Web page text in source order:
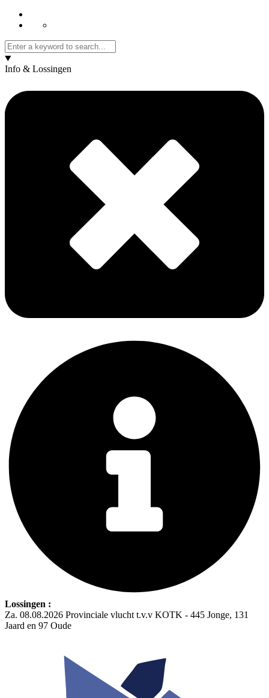
Info & Lossingen
Lossingen :
Za. 08.08.2026 Provinciale vlucht t.v.v KOTK - 445 Jonge, 131
Jaard en 97 Oude